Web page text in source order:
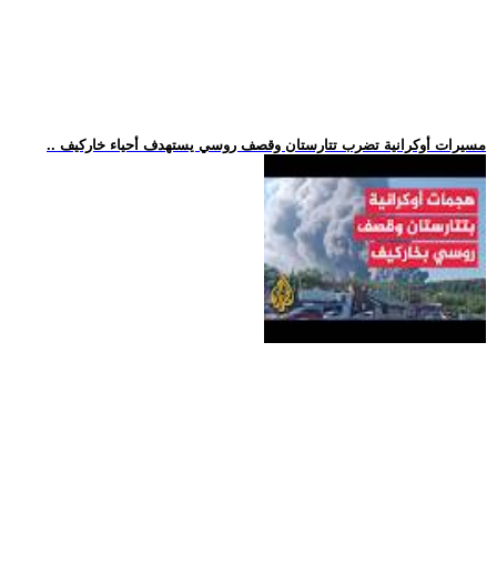
.. مسيرات أوكرانية تضرب تتارستان وقصف روسي يستهدف أحياء خاركيف